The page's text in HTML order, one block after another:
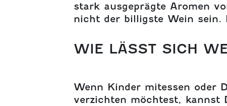
stark ausgeprägte Aromen
nicht der billigste Wein
WIE LÄSST SICH
Wenn Kinder mitessen oder
verzichten möchtest, kannst